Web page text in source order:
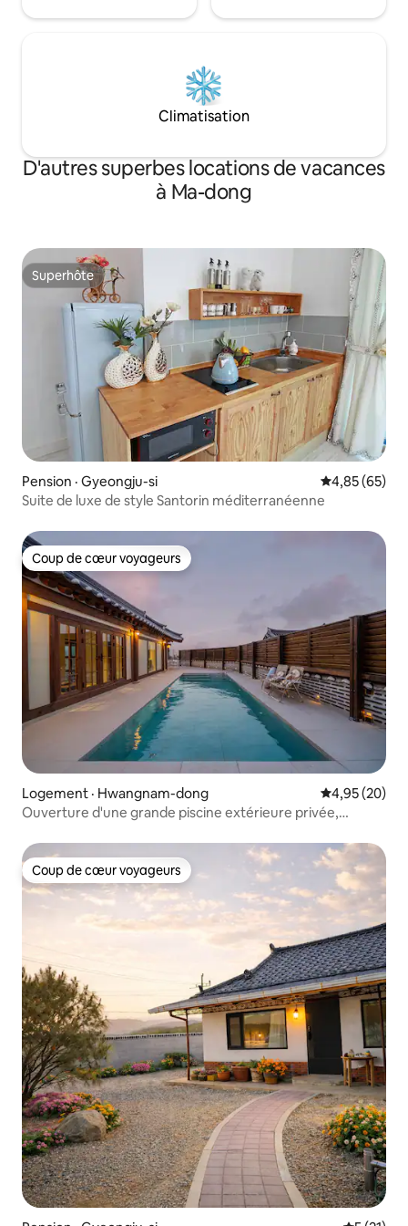
est à des fins
Climatisation
D'autres superbes locations de vacances
à Ma-dong
Superhôte
Superhôte
Pension · Gyeongju-si Note
4,85 (65)
Suite de luxe de style Santorin méditerranéenne
Coup de cœur voyageurs
Coup de cœur voyageurs
Logement · Hwangnam-dong Note
4,95 (20)
Ouverture d'une grande piscine extérieure privée,
individuelle hanok
Coup de cœur voyageurs
Coup de cœur voyageurs